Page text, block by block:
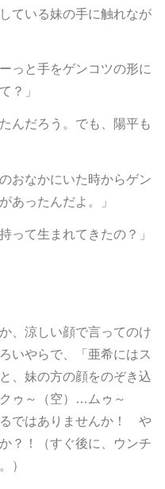
ている妹の手に触れなが
っと手をゲンコツの形に
？」
んだろう。でも、陽平も
おなかにいた時からゲン
あったんだよ。」
て生まれてきたの？」
、涼しい顔で言ってのけ
いやらで、「亜希にはス
、妹の方の顔をのぞき込
ゥ～（空）…ムゥ～
るではありませんか！ や
？！（すぐ後に、ウンチ
）